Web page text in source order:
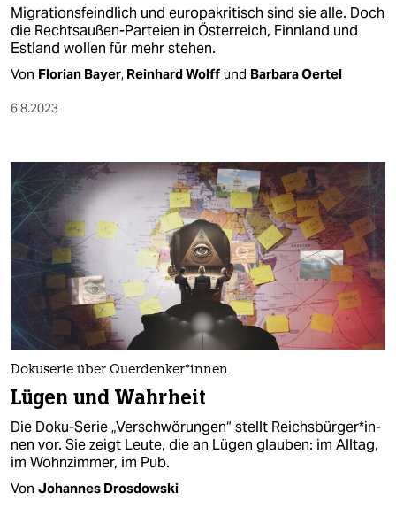
Migrationsfeindlich und europakritisch sind sie alle. Doch
die Rechtsaußen-Parteien in Österreich, Finnland und
Estland wollen für mehr stehen.
Von Florian Bayer, Reinhard Wolff und Barbara Oertel
6.8.2023
Dokuserie über Quer­den­ke­r*in­nen
Lügen und Wahrheit
Die Doku-Serie „Verschwörungen“ stellt Reichs­bür­ge­r*in­
nen vor. Sie zeigt Leute, die an Lügen glauben: im Alltag,
im Wohnzimmer, im Pub.
Von Johannes Drosdowski